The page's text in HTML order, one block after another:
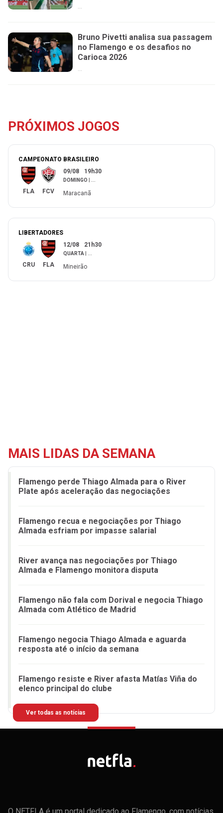
Bruno Pivetti analisa sua passagem
no Flamengo e os desafios no
Carioca 2026
...
PRÓXIMOS JOGOS
CAMPEONATO BRASILEIRO
FLA FCV
09/08 19h30
DOMINGO
Maracanã
LIBERTADORES
CRU FLA
12/08 21h30
QUARTA
Mineirão
MAIS LIDAS DA SEMANA
Flamengo perde Thiago Almada para o River
Plate após aceleração das negociações
Flamengo recua e negociações por Thiago
Almada esfriam por impasse salarial
River avança nas negociações por Thiago
Almada e Flamengo monitora disputa
Flamengo não fala com Dorival e negocia Thiago
Almada com Atlético de Madrid
Flamengo negocia Thiago Almada e aguarda
resposta até o início da semana
Flamengo resiste e River afasta Matías Viña do
elenco principal do clube
Ver todas as notícias